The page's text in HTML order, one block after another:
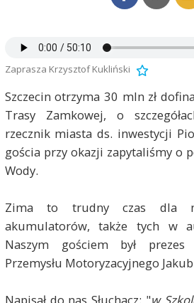
Zaprasza Krzysztof Kukliński
Szczecin otrzyma 30 mln zł
Trasy Zamkowej, o
rzecznik miasta ds. inwestycji
gościa przy okazji zapytaliśmy o
Wody.
Zima to trudny czas dla
akumulatorów, także tych w
Naszym gościem był prezes
Przemysłu Motoryzacyjnego
Napisał do nas Słuchacz: "w